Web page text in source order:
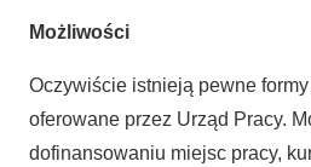
Możliwości
Oczywiście istnieją pewne
oferowane przez Urząd Pracy.
dofinansowaniu miejsc pracy,